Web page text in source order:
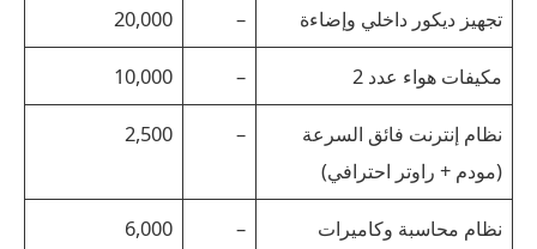
تجهيز ديكور داخلي وإضاءة –
20,000
مكيفات هواء عدد 2 –
10,000
نظام إنترنت فائق السرعة
(مودم + راوتر احترافي)
–
2,500
نظام محاسبة وكاميرات
–
6,000